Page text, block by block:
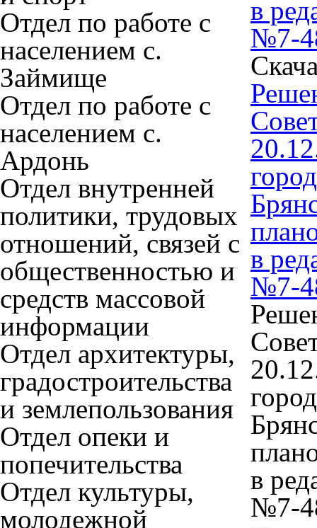
Отдел по работе с
населением с.
Займище
Отдел по работе с
населением с.
Ардонь
Отдел внутренней
политики, трудовых
отношений, связей с
общественностью и
средств массовой
информации
Отдел архитектуры,
градостроительства
и землепользования
Отдел опеки и
попечительства
Отдел культуры,
молодежной
в
№7-
в
№7-
в
№7-